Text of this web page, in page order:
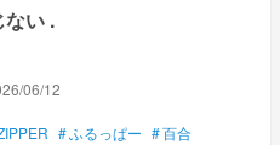
い .
06/12
#ふるっぱー #百合